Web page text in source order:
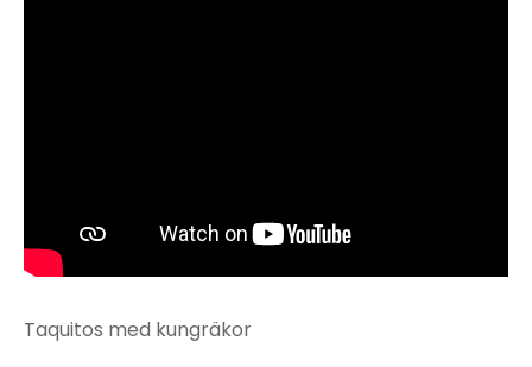
Taquitos med kungräkor